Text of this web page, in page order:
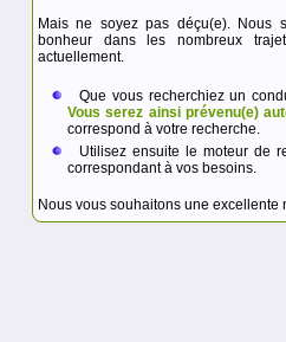
Mais ne soyez pas déçu(e). Nous
bonheur dans les nombreux
actuellement.
Que vous recherchiez un
Vous serez ainsi prévenu(e)
correspond à votre recherche.
Utilisez ensuite le moteur de
correspondant à vos besoins.
Nous vous souhaitons une